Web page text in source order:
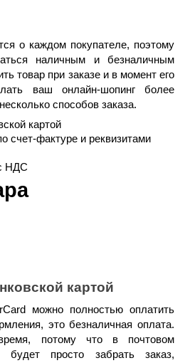
о каждом покупателе, поэтому
наличным и безналичным
товар при заказе и в момент его
ваш онлайн-шопинг более
способов заказа.
картой
счет-фактуре и реквизитами
НДС
картой
можно полностью оплатить
это безналичная оплата.
потому что в почтовом
просто забрать заказ,